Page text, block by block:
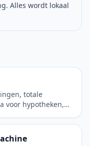
Alles wordt lokaal
totale
voor hypotheken,